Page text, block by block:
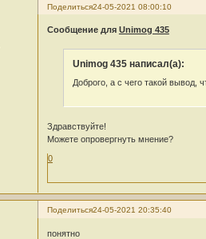
Поделиться24-05-2021 08:00:10
Сообщение для Unimog 435
Unimog 435 написал(а):
Доброго, а с чего такой вывод,
Здравствуйте!
Можете опровергнуть мнение?
0
Поделиться24-05-2021 20:35:40
понятно